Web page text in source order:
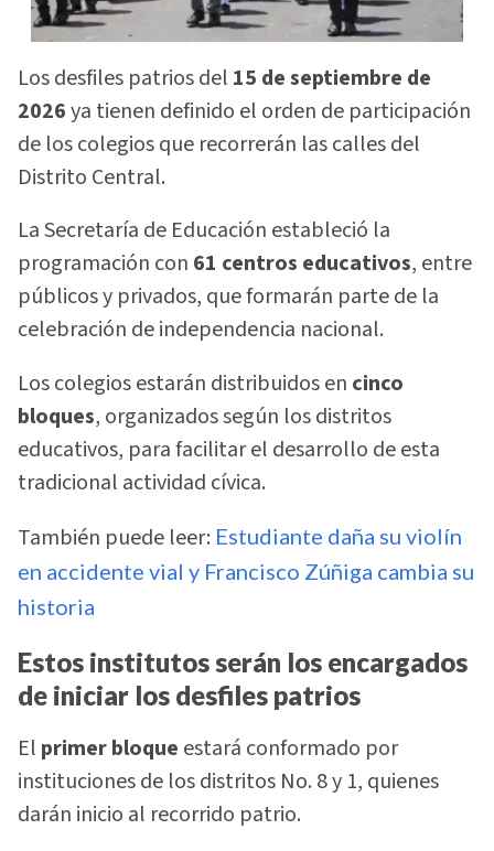
Los desfiles patrios del 15 de septiembre de
2026ya tienen definido el orden de participación
de los colegios que recorrerán las calles del
Distrito Central.
La Secretaría de Educación estableció la
programación con 61 centros educativos, entre
públicos y privados, que formarán parte de la
celebración de independencia nacional.
Los colegios estarán distribuidos en cinco
bloques, organizados según los distritos
educativos, para facilitar el desarrollo de esta
tradicional actividad cívica.
También puede leer: Estudiante daña su violín
en accidente vial y Francisco Zúñiga cambia su
historia
Estos institutos serán los encargados
de iniciar los desfiles patrios
El primer bloque estará conformado por
instituciones de los distritos No. 8 y 1, quienes
darán inicio al recorrido patrio.